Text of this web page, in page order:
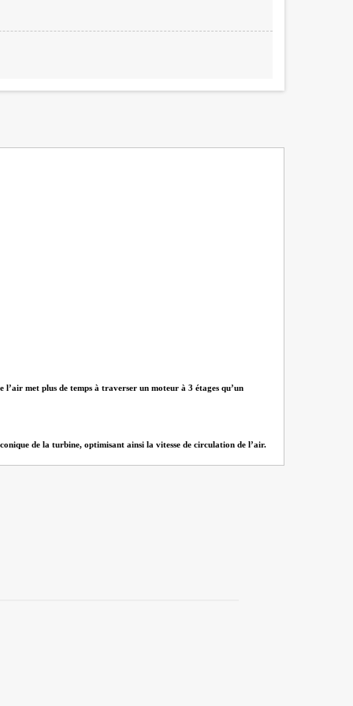
met plus de temps à traverser un moteur à 3 étages qu’un
de la turbine, optimisant ainsi la vitesse de circulation de l’air.